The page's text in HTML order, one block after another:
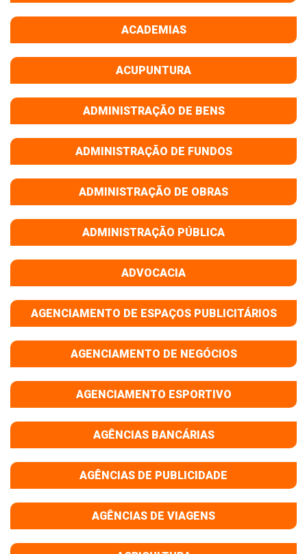
ACADEMIAS
ACUPUNTURA
ADMINISTRAÇÃO DE BENS
ADMINISTRAÇÃO DE FUNDOS
ADMINISTRAÇÃO DE OBRAS
ADMINISTRAÇÃO PÚBLICA
ADVOCACIA
AGENCIAMENTO DE ESPAÇOS PUBLICITÁRIOS
AGENCIAMENTO DE NEGÓCIOS
AGENCIAMENTO ESPORTIVO
AGÊNCIAS BANCÁRIAS
AGÊNCIAS DE PUBLICIDADE
AGÊNCIAS DE VIAGENS